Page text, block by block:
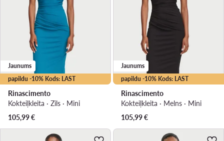
papildu -10% Kods: LAST
Jaunums
Rinascimento
Kokteiļkleita · Zils · Mini
105,99€
papildu -10% Kods: LAST
Jaunums
Rinascimento
Kokteiļkleita · Melns · Mini
105,99€